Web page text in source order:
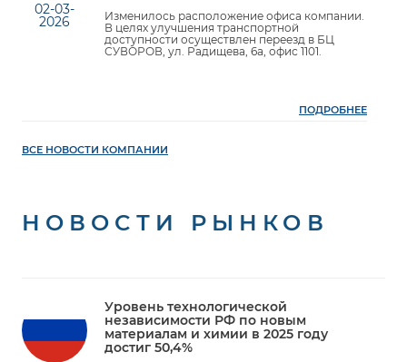
02-03-
2026
Изменилось расположение офиса компании.
В целях улучшения транспортной
доступности осуществлен переезд в БЦ
СУВОРОВ, ул. Радищева, 6а, офис 1101.
ПОДРОБНЕЕ
ВСЕ НОВОСТИ КОМПАНИИ
НОВОСТИ РЫНКОВ
Уровень технологической
независимости РФ по новым
материалам и химии в 2025 году
достиг 50,4%